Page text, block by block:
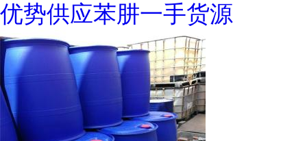
优势供应苯肼一手货源